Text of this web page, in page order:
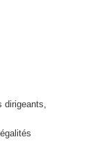
dirigeants,